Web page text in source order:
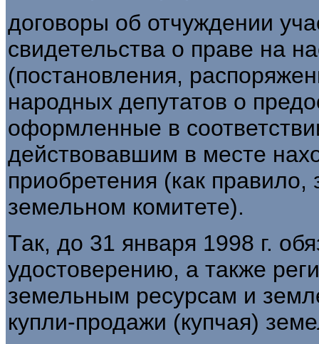
договоры об отчуждении
свидетельства о праве на
(постановления,
народных депутатов о
оформленные в
действовавшим в месте
приобретения (как
земельном комитете).
Так, до 31 января 1998 г.
удостоверению, а также
земельным ресурсам и
купли-продажи (купчая)